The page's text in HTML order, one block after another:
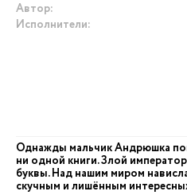
Автор:
Исполнители:
Однажды мальчик Андрюшка
ни одной книги. Злой
буквы. Над нашим миром
скучным и лишённым